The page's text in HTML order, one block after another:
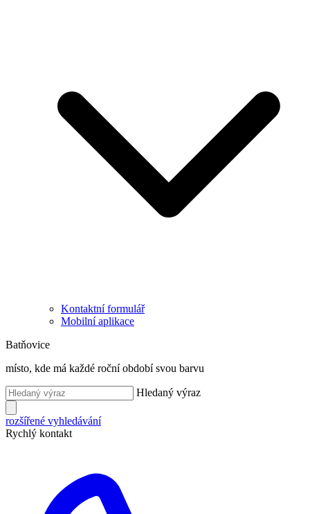
Kontaktní formulář
Mobilní aplikace
Batňovice
místo, kde má každé roční období svou barvu
Hledaný výraz
rozšířené vyhledávání
Rychlý kontakt